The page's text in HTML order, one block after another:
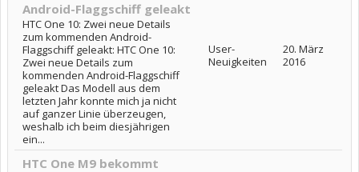
Android-Flaggschiff geleakt
HTC One 10: Zwei neue Details
zum kommenden Android-
Flaggschiff geleakt: HTC One 10:
Zwei neue Details zum
kommenden Android-Flaggschiff
geleakt Das Modell aus dem
letzten Jahr konnte mich ja nicht
auf ganzer Linie überzeugen,
weshalb ich beim diesjährigen
ein...
User-
Neuigkeiten
20. März
2016
HTC One M9 bekommt